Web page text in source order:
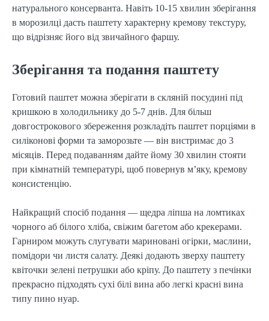
натурального консерванта. Навіть 10-15 хвилин зберігання
в морозилці дасть паштету характерну кремову текстуру,
що відрізняє його від звичайного фаршу.
Зберігання та подання паштету
Готовий паштет можна зберігати в скляній посудині під
кришкою в холодильнику до 5-7 днів. Для більш
довгострокового збереження розкладіть паштет порціями в
силіконові форми та заморозьте — він вистримає до 3
місяців. Перед подаванням дайте йому 30 хвилин стояти
при кімнатній температурі, щоб повернув м’яку, кремову
консистенцію.
Найкращий спосіб подання — щедра ліпша на ломтиках
чорного аб білого хліба, свіжим багетом або крекерами.
Гарниром можуть слугувати мариновані огірки, маслини,
помідори чи листя салату. Деякі додають зверху паштету
квіточки зелені петрушки або кріпу. До паштету з печінки
прекрасно підходять сухі білі вина або легкі красні вина
типу пино нуар.